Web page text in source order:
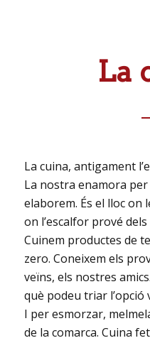
La
La cuina, antigament
La nostra enamora per
elaborem. És el lloc on
on l’escalfor prové
Cuinem productes de
zero. Coneixem els
veïns, els nostres
què podeu triar
I per esmorzar,
de la comarca. Cuina